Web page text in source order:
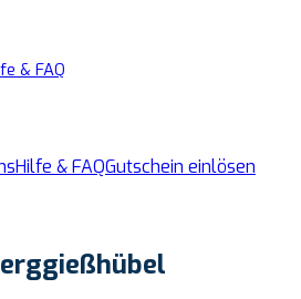
& FAQ
Hilfe & FAQGutschein einlösen